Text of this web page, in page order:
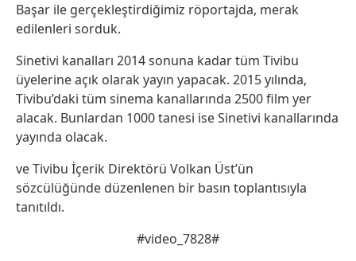
Başar ile gerçekleştirdiğimiz röportajda, merak
edilenleri sorduk.
Sinetivi kanalları 2014 sonuna kadar tüm Tivibu
üyelerine açık olarak yayın yapacak. 2015 yılında,
Tivibu’daki tüm sinema kanallarında 2500 film yer
alacak. Bunlardan 1000 tanesi ise Sinetivi kanallarında
yayında olacak.
ve Tivibu İçerik Direktörü Volkan Üst’ün
sözcülüğünde düzenlenen bir basın toplantısıyla
tanıtıldı.
#video_7828#